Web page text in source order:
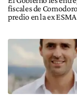
fiscales de
predio en la ex ESMA